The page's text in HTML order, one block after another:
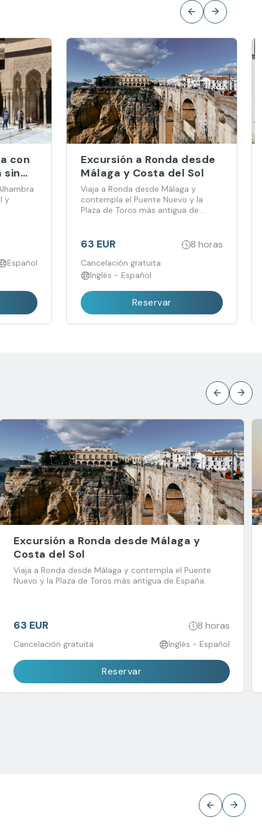
con
sin
y
Español
Excursión a Ronda desde
Málaga y Costa del Sol
Viaja a Ronda desde Málaga y
contempla el Puente Nuevo y la
Plaza de Toros más antigua de
63 EUR 8 horas
Cancelación gratuita
Inglés - Español
Reservar
Excursión a Ronda desde Málaga y
Costa del Sol
Viaja a Ronda desde Málaga y contempla el Puente
Nuevo y la Plaza de Toros más antigua de España.
63 EUR 8 horas
Cancelación gratuita Inglés - Español
Reservar